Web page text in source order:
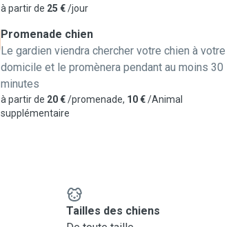
à partir de 25 €/jour
Promenade chien
Le gardien viendra chercher votre chien à votre
domicile et le promènera pendant au moins 30
minutes
à partir de 20 €/promenade, 10 €/Animal
supplémentaire
Tailles des chiens